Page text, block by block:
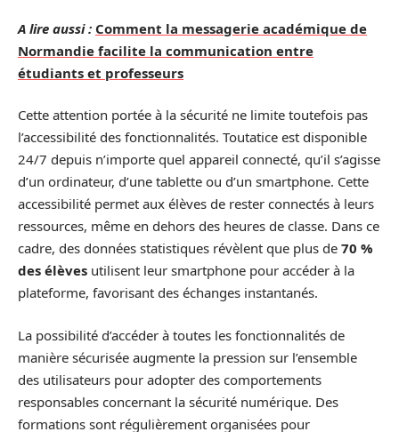
A lire aussi : Comment la messagerie académique de
Normandie facilite la communication entre
étudiants et professeurs
Cette attention portée à la sécurité ne limite toutefois pas
l’accessibilité des fonctionnalités. Toutatice est disponible
24/7 depuis n’importe quel appareil connecté, qu’il s’agisse
d’un ordinateur, d’une tablette ou d’un smartphone. Cette
accessibilité permet aux élèves de rester connectés à leurs
ressources, même en dehors des heures de classe. Dans ce
cadre, des données statistiques révèlent que plus de 70 %
des élèves utilisent leur smartphone pour accéder à la
plateforme, favorisant des échanges instantanés.
La possibilité d’accéder à toutes les fonctionnalités de
manière sécurisée augmente la pression sur l’ensemble
des utilisateurs pour adopter des comportements
responsables concernant la sécurité numérique. Des
formations sont régulièrement organisées pour